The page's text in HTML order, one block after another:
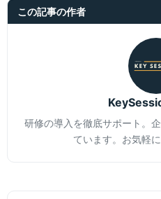
この記事の作者
研修の導入を徹底サポート。
ています。お気軽